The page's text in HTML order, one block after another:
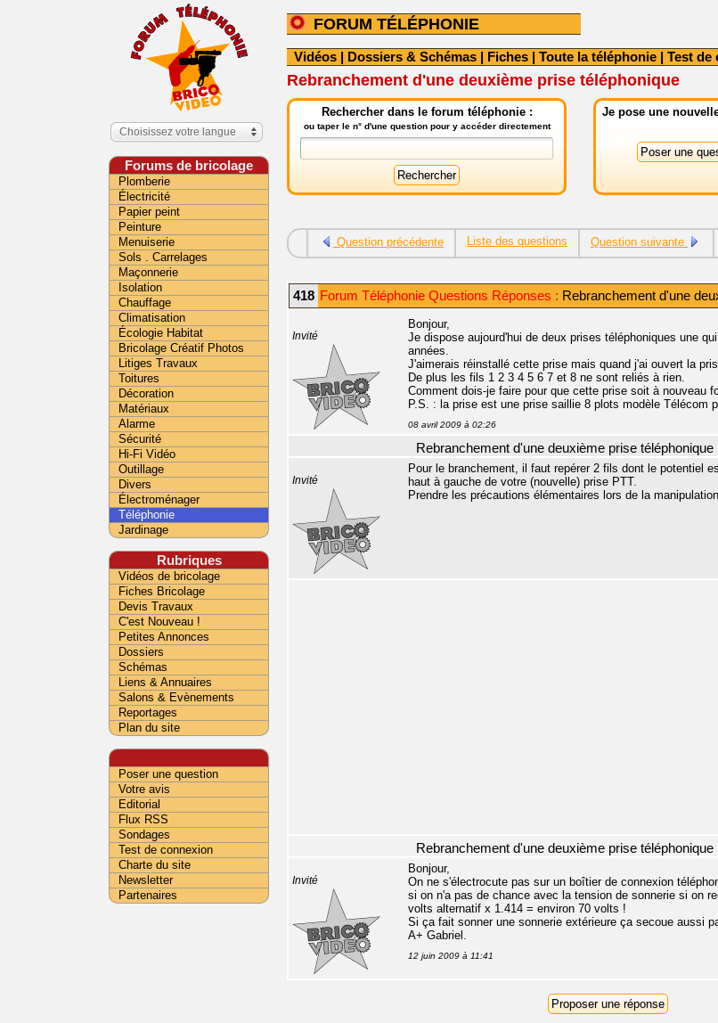
FORUM TÉLÉPHONIE
Vidéos | Dossiers & Schémas | Fiches | Toute la téléphonie | Test de
Rebranchement d'une deuxième prise téléphonique
Rechercher dans le forum téléphonie :
ou taper le n° d'une question pour y accéder directement
Je pose une
Question précédente Liste des questions Question suivante
418 Forum Téléphonie Questions Réponses : Rebranchement d'une
Invité
Bonjour,
Je dispose aujourd'hui de deux prises téléphoniques une
années.
J'aimerais réinstallé cette prise mais quand j'ai ouvert la
De plus les fils 1 2 3 4 5 6 7 et 8 ne sont reliés à rien.
Comment dois-je faire pour que cette prise soit à nouveau
P.S. : la prise est une prise saillie 8 plots modèle Télécom
08 avril 2009 à 02:26
Rebranchement d'une deuxième prise téléphonique
Invité
Pour le branchement, il faut repérer 2 fils dont le potentiel
haut à gauche de votre (nouvelle) prise PTT.
Prendre les précautions élémentaires lors de la
Rebranchement d'une deuxième prise téléphonique
Invité
Bonjour,
On ne s'électrocute pas sur un boîtier de connexion
si on n'a pas de chance avec la tension de sonnerie si on
volts alternatif x 1.414 = environ 70 volts !
Si ça fait sonner une sonnerie extérieure ça secoue aussi
A+ Gabriel.
12 juin 2009 à 11:41
Choisissez votre langue
Forums de bricolage
Plomberie
Électricité
Papier peint
Peinture
Menuiserie
Sols . Carrelages
Maçonnerie
Isolation
Chauffage
Climatisation
Écologie Habitat
Bricolage Créatif Photos
Litiges Travaux
Toitures
Décoration
Matériaux
Alarme
Sécurité
Hi-Fi Vidéo
Outillage
Divers
Électroménager
Téléphonie
Jardinage
Rubriques
Vidéos de bricolage
Fiches Bricolage
Devis Travaux
C'est Nouveau !
Petites Annonces
Dossiers
Schémas
Liens & Annuaires
Salons & Evènements
Reportages
Plan du site
Poser une question
Votre avis
Editorial
Flux RSS
Sondages
Test de connexion
Charte du site
Newsletter
Partenaires